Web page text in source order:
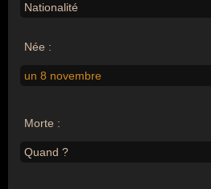
Nationalité
Née :
un 8 novembre
Morte :
Quand ?